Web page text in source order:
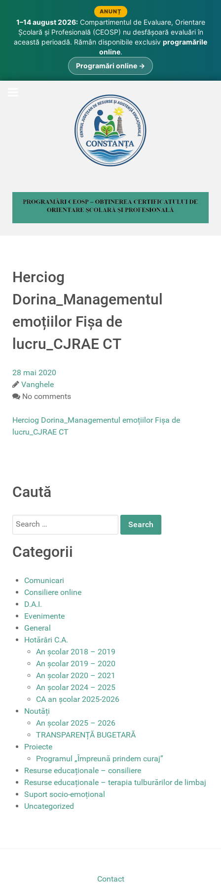
ANUNȚ
1–14 august 2026:Compartimentul de Evaluare, Orientare
Școlară și Profesională (CEOSP) nu desfășoară evaluări în
această perioadă. Rămân disponibile exclusiv programările
online.
Programări online →
Herciog
Dorina_Managementul
emoțiilor Fișa de
lucru_CJRAE CT
28 mai 2020
Vanghele
No comments
Herciog Dorina_Managementul emoțiilor Fișa de
lucru_CJRAE CT
Caută
Search
Categorii
Comunicari
Consiliere online
D.A.I.
Evenimente
General
Hotărâri C.A.
An școlar 2018 – 2019
An școlar 2019 – 2020
An școlar 2020 – 2021
An școlar 2024 – 2025
CA an școlar 2025-2026
Noutăți
An școlar 2025 – 2026
TRANSPARENȚĂ BUGETARĂ
Proiecte
Programul „Împreună prindem curaj”
Resurse educaționale – consiliere
Resurse educaționale – terapia tulburărilor de limbaj
Suport socio-emoțional
Uncategorized
Contact